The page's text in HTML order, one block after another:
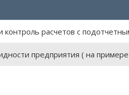
контроль расчетов с
предприятия ( на